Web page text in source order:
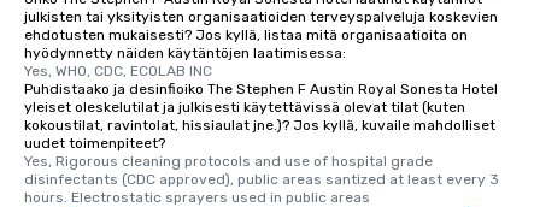
julkisten tai yksityisten organisaatioiden terveyspalveluja koskevien
ehdotusten mukaisesti? Jos kyllä, listaa mitä organisaatioita on
hyödynnetty näiden käytäntöjen laatimisessa:
Yes, WHO, CDC, ECOLAB INC
Puhdistaako ja desinfioiko The Stephen F Austin Royal Sonesta Hotel
yleiset oleskelutilat ja julkisesti käytettävissä olevat tilat (kuten
kokoustilat, ravintolat, hissiaulat jne.)? Jos kyllä, kuvaile mahdolliset
uudet toimenpiteet?
Yes, Rigorous cleaning protocols and use of hospital grade
disinfectants (CDC approved), public areas santized at least every 3
hours. Electrostatic sprayers used in public areas